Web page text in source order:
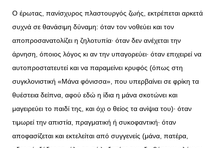
Ο έρωτας, πανίσχυρος πλαστουργός ζωής, εκτρέπεται αρκετά
συχνά σε θανάσιμη δύναμη: όταν τον νοθεύει και τον
αποπροσανατολίζει η ζηλοτυπία· όταν δεν ανέχεται την
άρνηση, όποιος λόγος κι αν την υπαγορεύει· όταν επιχειρεί να
αυτοπροστατευτεί και να παραμείνει κρυφός (όπως στη
συγκλονιστική «Μάνα φόνισσα», που υπερβαίνει σε φρίκη τα
θυέστεια δείπνα, αφού εδώ η ίδια η μάνα σκοτώνει και
μαγειρεύει το παιδί της, και όχι ο θείος τα ανίψια του)· όταν
τιμωρεί την απιστία, πραγματική ή συκοφαντική· όταν
αποφασίζεται και εκτελείται από συγγενείς (μάνα, πατέρα,